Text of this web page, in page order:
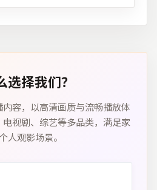
选择我们？
容，以高清画质与流畅播放体
视剧、综艺等多品类，满足家
人观影场景。